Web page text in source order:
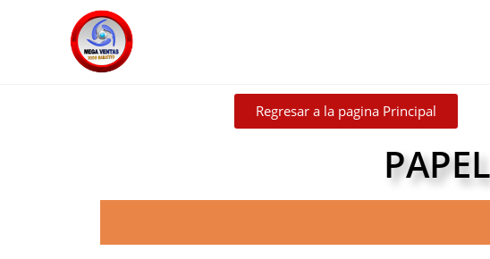
Regresar a la pagina Principal